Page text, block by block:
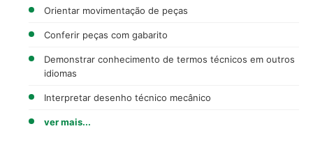
Orientar movimentação de peças
Conferir peças com gabarito
Demonstrar conhecimento de termos técnicos em outros
idiomas
Interpretar desenho técnico mecânico
ver mais...